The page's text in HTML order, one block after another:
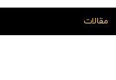
مقالات